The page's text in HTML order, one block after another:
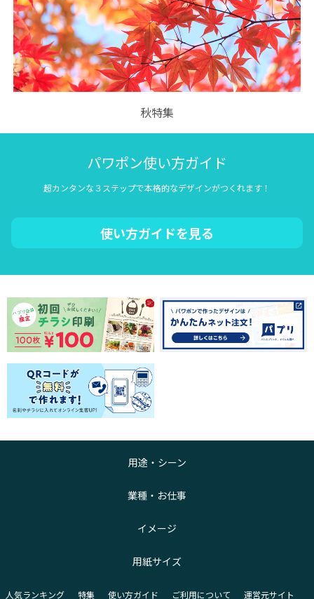
秋特集
パワポン使い方ガイド
超カンタンな３ステップで本格的なデザインがつくれます！
使い方ガイドを見る
用途・シーン
業種・お仕事
イメージ
用紙サイズ
人気ランキング 特集 使い方ガイド ご利用について 運営元サイト